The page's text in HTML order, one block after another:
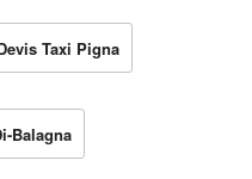
Taxi Pigna
Balagna